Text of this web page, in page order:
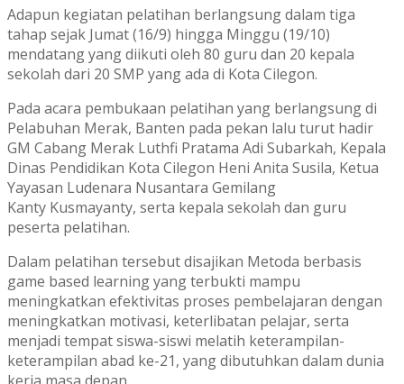
Adapun kegiatan pelatihan berlangsung dalam tiga
tahap sejak Jumat (16/9) hingga Minggu (19/10)
mendatang yang diikuti oleh 80 guru dan 20 kepala
sekolah dari 20 SMP yang ada di Kota Cilegon.
Pada acara pembukaan pelatihan yang berlangsung di
Pelabuhan Merak, Banten pada pekan lalu turut hadir
GM Cabang Merak Luthfi Pratama Adi Subarkah, Kepala
Dinas Pendidikan Kota Cilegon Heni Anita Susila, Ketua
Yayasan Ludenara Nusantara Gemilang
Kanty Kusmayanty, serta kepala sekolah dan guru
peserta pelatihan.
Dalam pelatihan tersebut disajikan Metoda berbasis
game based learning yang terbukti mampu
meningkatkan efektivitas proses pembelajaran dengan
meningkatkan motivasi, keterlibatan pelajar, serta
menjadi tempat siswa-siswi melatih keterampilan-
keterampilan abad ke-21, yang dibutuhkan dalam dunia